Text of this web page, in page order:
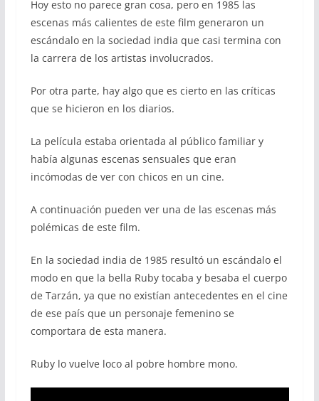
Hoy esto no parece gran cosa, pero en 1985 las
escenas más calientes de este film generaron un
escándalo en la sociedad india que casi termina con
la carrera de los artistas involucrados.
Por otra parte, hay algo que es cierto en las críticas
que se hicieron en los diarios.
La película estaba orientada al público familiar y
había algunas escenas sensuales que eran
incómodas de ver con chicos en un cine.
A continuación pueden ver una de las escenas más
polémicas de este film.
En la sociedad india de 1985 resultó un escándalo el
modo en que la bella Ruby tocaba y besaba el cuerpo
de Tarzán, ya que no existían antecedentes en el cine
de ese país que un personaje femenino se
comportara de esta manera.
Ruby lo vuelve loco al pobre hombre mono.